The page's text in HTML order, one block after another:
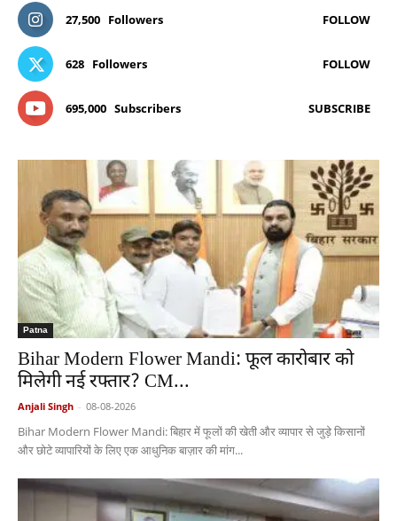
27,500 Followers FOLLOW
628 Followers FOLLOW
695,000 Subscribers SUBSCRIBE
Patna
Bihar Modern Flower Mandi: फूल कारोबार को
मिलेगी नई रफ्तार? CM...
Anjali Singh - 08-08-2026
Bihar Modern Flower Mandi: बिहार में फूलों की खेती और व्यापार से जुड़े किसानों
और छोटे व्यापारियों के लिए एक आधुनिक बाज़ार की मांग...